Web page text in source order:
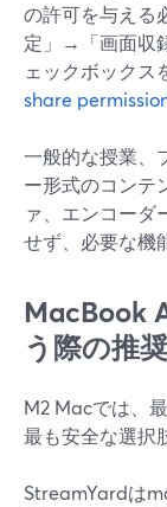
の許可を与える
定」→「画面収
ェックボックス
share
一般的な授業、
ー形式のコンテ
ァ、エンコーダ
せず、必要な機
MacBook
う際の推
M2 Macでは、
最も安全な選択
StreamYardは